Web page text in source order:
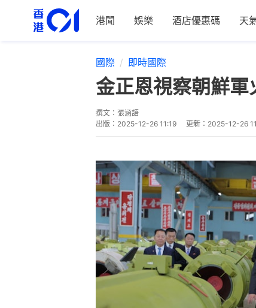
港聞 娛樂 酒店優惠碼 天
國際 即時國際
金正恩視察朝鮮
撰文： 張涵語
出版： 2025-12-26 11:19 更新： 2025-12-26